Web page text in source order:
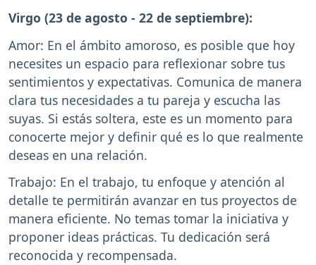
Virgo (23 de agosto - 22 de septiembre):
Amor: En el ámbito amoroso, es posible que hoy
necesites un espacio para reflexionar sobre tus
sentimientos y expectativas. Comunica de manera
clara tus necesidades a tu pareja y escucha las
suyas. Si estás soltera, este es un momento para
conocerte mejor y definir qué es lo que realmente
deseas en una relación.
Trabajo: En el trabajo, tu enfoque y atención al
detalle te permitirán avanzar en tus proyectos de
manera eficiente. No temas tomar la iniciativa y
proponer ideas prácticas. Tu dedicación será
reconocida y recompensada.